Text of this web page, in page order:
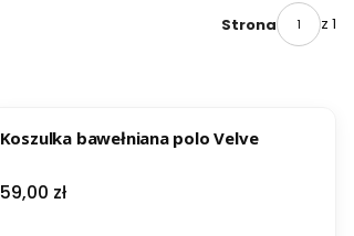
Strona z 1
Koszulka bawełniana polo Velve
Cena
59,00 zł